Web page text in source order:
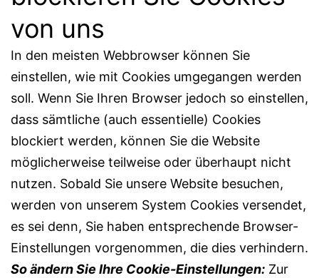
von uns
In den meisten Webbrowser können Sie
einstellen, wie mit Cookies umgegangen werden
soll. Wenn Sie Ihren Browser jedoch so einstellen,
dass sämtliche (auch essentielle) Cookies
blockiert werden, können Sie die Website
möglicherweise teilweise oder überhaupt nicht
nutzen. Sobald Sie unsere Website besuchen,
werden von unserem System Cookies versendet,
es sei denn, Sie haben entsprechende Browser-
Einstellungen vorgenommen, die dies verhindern.
So ändern Sie Ihre Cookie-Einstellungen: Zur